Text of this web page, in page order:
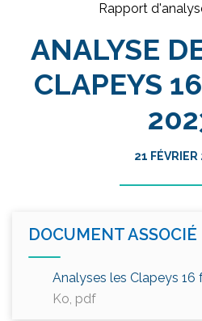
Rapport
ANALYSE
CLAPEYS
21
DOCUMENT ASSOCIÉ
Analyses les Clapeys 16
Ko, pdf